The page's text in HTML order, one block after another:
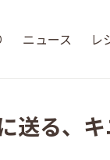
ニュース レ
送る、